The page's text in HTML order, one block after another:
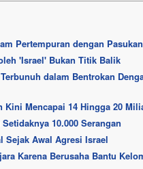
Pertempuran dengan
'Israel' Bukan Titik Balik
dalam Bentrokan
Mencapai 14 Hingga 20
10.000 Serangan
Sejak Awal Agresi Israel
Karena Berusaha Bantu